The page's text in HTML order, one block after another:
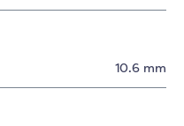
10.6 mm